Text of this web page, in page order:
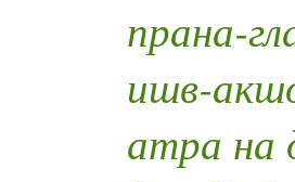
прана-
ишв-
атра